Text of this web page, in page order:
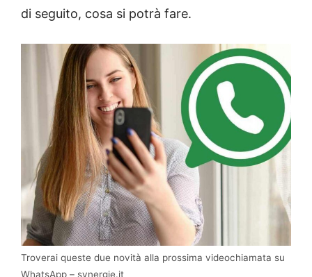
di seguito, cosa si potrà fare.
Troverai queste due novità alla prossima videochiamata su
WhatsApp – synergie.it